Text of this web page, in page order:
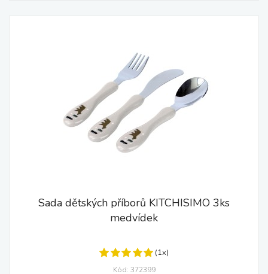
Sada dětských příborů KITCHISIMO 3ks
medvídek
(1x)
Kód: 372399